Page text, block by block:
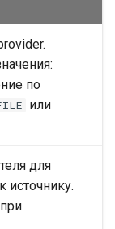
по
или
для
источнику.